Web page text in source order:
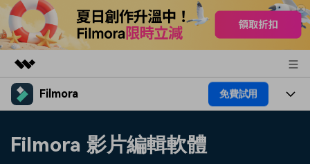
精選產品
實用工具
Filmora 免費試用
Filmora 影片編輯軟體